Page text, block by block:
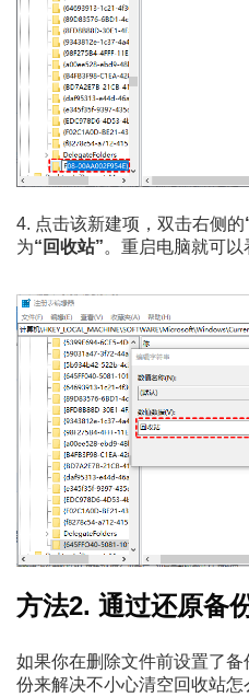
4. 点击该新建项，双击右侧的
为“回收站”。重启电脑就可以
方法2. 通过还原备
如果你在删除文件前设置了
份来解决不小心清空回收站